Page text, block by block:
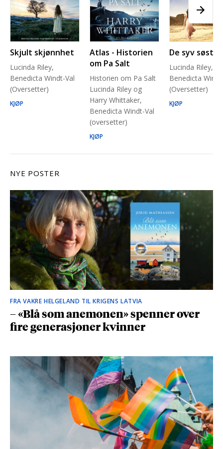
Skjult skjønnhet
Lucinda Riley,
Benedicta Windt-Val
(Oversetter)
KJØP
Atlas - Historien
om Pa Salt
Historien om Pa Salt
Lucinda Riley og
Harry Whittaker,
Benedicta Windt-Val
(oversetter)
KJØP
De syv søstre
Lucinda Riley,
Benedicta
(Oversetter)
KJØP
NYE POSTER
FRA VAKRE HELGELAND TIL KRIGENS LATVIA
– «Blå som anemonen» spenner over
fire generasjoner kvinner